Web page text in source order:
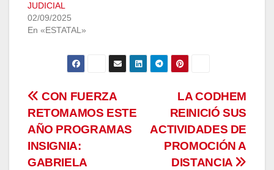
JUDICIAL
02/09/2025
En «ESTATAL»
Navegación
de
entradas
LA CODHEM
REINICIÓ SUS
ACTIVIDADES DE
PROMOCIÓN A
DISTANCIA
CON FUERZA
RETOMAMOS ESTE
AÑO PROGRAMAS
INSIGNIA:
GABRIELA